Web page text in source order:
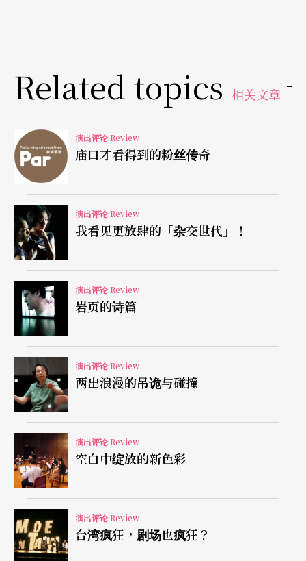
人、自我催眠也催眠他人等多层次的解读空间，著
实精采！美国当代剧作家如哈瑞．康德伦（Harry K
ondoleon）与尼基．席尔佛（Nicky Silver）等都
曾以夸张幽默的方式，展现他们对传统社会家庭价
值观犀利的批判；即使是虚构的情境，他们的剧作
都有完整的结构与情节铺叠。《阿姨》剧中的角色
均有象征和意义，每个背景几乎都能发展故事，然
而缺乏细腻的情境酝酿戏剧性（例如妈妈穿著旗
袍，大剌剌走入阿姨的排演班，有点不合逻辑），
观众可以轻易地从对话或是刻意铺排的台位了解
（或不了解）情节，当然，表演也无从发挥刻画角
色的空间。一时之间，真实的演员与虚拟的角色不
断交错、干扰；台词听起来像是即兴而非背诵，演
员的肢体也未经严格雕塑，剧中时地的指涉虚虚实
实（例如指退休演出地点就在南海剧场等等），台
上、台下的交流也走走、停停。
潘丽丽表现亮眼让戏迷惊艳
可惜熟悉潘丽丽戏曲表演的观众，无从比较她这次
的表现。女演员王世纬与梁菲倚的角色相当有趣，
Related topics 相关文章
演出评论 Review
庙口才看得到的粉丝传奇
演出评论 Review
我看见更放肆的「杂交世代」！
演出评论 Review
岩页的诗篇
演出评论 Review
两出浪漫的吊诡与碰撞
演出评论 Review
空白中绽放的新色彩
演出评论 Review
台湾疯狂，剧场也疯狂？